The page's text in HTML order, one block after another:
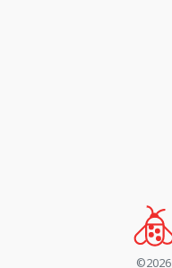
©2026